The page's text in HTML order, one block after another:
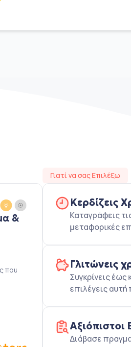
&
που
Γιατί να σας Επιλέξω
Κερδίζεις
Καταγράφεις
μεταφορικές
Γλιτώνεις
Συγκρίνεις
επιλέγεις αυτή
Αξιόπιστοι
Διάβασε